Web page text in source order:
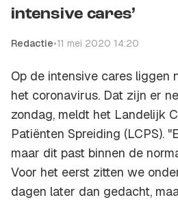
intensive cares’
Redactie•11 mei 2020 14:20
Op de intensive cares liggen
het coronavirus. Dat zijn er
zondag, meldt het Landelijk
Patiënten Spreiding (LCPS).
maar dit past binnen de
Voor het eerst zitten we
dagen later dan gedacht,